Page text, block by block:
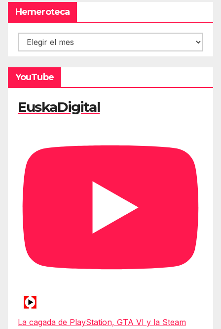
Hemeroteca
Hemeroteca
YouTube
EuskaDigital
La cagada de PlayStation, GTA VI y la Steam